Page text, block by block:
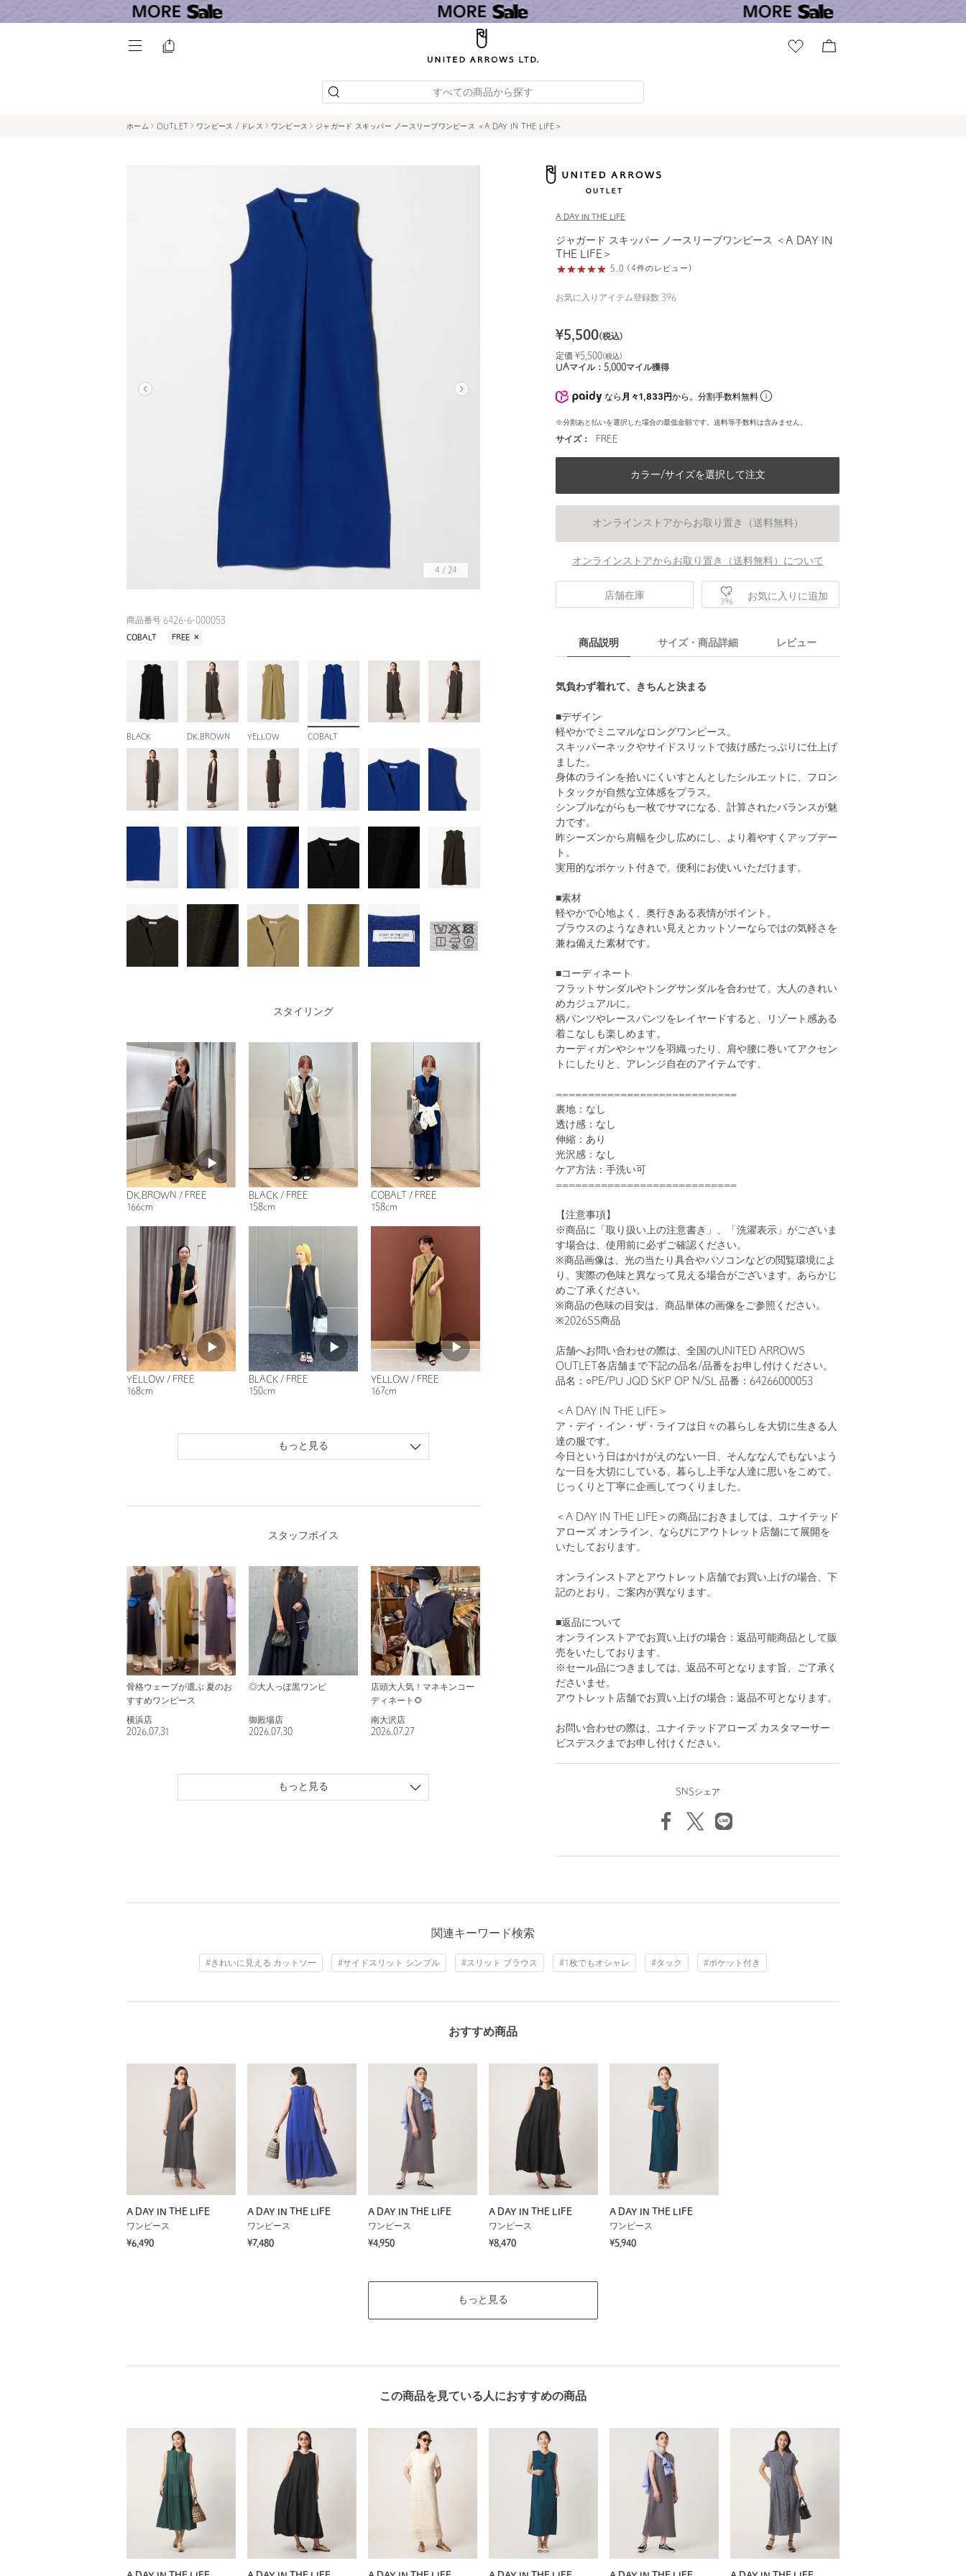
すべての商品から探す
ホーム OUTLET ワンピース / ドレス ワンピース ジャガード スキッパー ノースリーブワンピース ＜A DAY IN THE LIFE＞
4 / 24
商品番号 6426-6-000053
COBALT FREE ✕
BLACK DK.BROWN YELLOW COBALT
A DAY IN THE LIFE
ジャガード スキッパー ノースリーブワンピース ＜A DAY IN
THE LIFE＞
5.0 (4件のレビュー)
お気に入りアイテム登録数 396
¥5,500(税込)
定価 ¥5,500(税込)
UAマイル： 5,000マイル獲得
なら 月々1,833円から。分割手数料無料
※分割あと払いを選択した場合の最低金額です。送料等手数料は含みません。
サイズ： FREE
カラー/サイズを選択して注文
オンラインストアからお取り置き（送料無料）
オンラインストアからお取り置き（送料無料）について
店舗在庫
396 お気に入りに追加
商品説明 サイズ・商品詳細 レビュー
気負わず着れて、きちんと決まる
■デザイン
軽やかでミニマルなロングワンピース。
スキッパーネックやサイドスリットで抜け感たっぷりに仕上げ
ました。
身体のラインを拾いにくいすとんとしたシルエットに、フロン
トタックが自然な立体感をプラス。
シンプルながらも一枚でサマになる、計算されたバランスが魅
力です。
昨シーズンから肩幅を少し広めにし、より着やすくアップデー
ト。
実用的なポケット付きで、便利にお使いいただけます。
■素材
軽やかで心地よく、奥行きある表情がポイント。
ブラウスのようなきれい見えとカットソーならではの気軽さを
兼ね備えた素材です。
■コーディネート
フラットサンダルやトングサンダルを合わせて、大人のきれい
めカジュアルに。
柄パンツやレースパンツをレイヤードすると、リゾート感ある
着こなしも楽しめます。
カーディガンやシャツを羽織ったり、肩や腰に巻いてアクセン
トにしたりと、アレンジ自在のアイテムです。
============================
裏地：なし
透け感：なし
伸縮：あり
光沢感：なし
ケア方法：手洗い可
============================
【注意事項】
※商品に「取り扱い上の注意書き」、「洗濯表示」がございま
す場合は、使用前に必ずご確認ください。
※商品画像は、光の当たり具合やパソコンなどの閲覧環境によ
り、実際の色味と異なって見える場合がございます。あらかじ
めご了承ください。
※商品の色味の目安は、商品単体の画像をご参照ください。
※2026SS商品
店舗へお問い合わせの際は、全国のUNITED ARROWS
OUTLET各店舗まで下記の品名/品番をお申し付けください。
品名：○PE/PU JQD SKP OP N/SL 品番：64266000053
＜A DAY IN THE LIFE＞
ア・デイ・イン・ザ・ライフは日々の暮らしを大切に生きる人
達の服です。
今日という日はかけがえのない一日、そんななんでもないよう
な一日を大切にしている、暮らし上手な人達に思いをこめて、
じっくりと丁寧に企画してつくりました。
＜A DAY IN THE LIFE＞の商品におきましては、ユナイテッド
アローズ オンライン、ならびにアウトレット店舗にて展開を
いたしております。
オンラインストアとアウトレット店舗でお買い上げの場合、下
記のとおり、ご案内が異なります。
■返品について
オンラインストアでお買い上げの場合：返品可能商品として販
売をいたしております。
※セール品につきましては、返品不可となります旨、ご了承く
ださいませ。
アウトレット店舗でお買い上げの場合：返品不可となります。
お問い合わせの際は、ユナイテッドアローズ カスタマーサー
ビスデスクまでお申し付けください。
SNSシェア
スタイリング
DK.BROWN / FREE
166cm
BLACK / FREE
158cm
COBALT / FREE
158cm
YELLOW / FREE
168cm
BLACK / FREE
150cm
YELLOW / FREE
167cm
もっと見る
スタッフボイス
骨格ウェーブが選ぶ 夏のお
すすめワンピース
横浜店
2026.07.31
◎大人っぽ黒ワンピ
御殿場店
2026.07.30
店頭大人気！マネキンコー
ディネート🌻
南大沢店
2026.07.27
もっと見る
関連キーワード検索
#きれいに見える カットソー #サイドスリット シンプル #スリット ブラウス #1枚でもオシャレ #タック #ポケット付き
おすすめ商品
A DAY IN THE LIFE
ワンピース
¥6,490
A DAY IN THE LIFE
ワンピース
¥7,480
A DAY IN THE LIFE
ワンピース
¥4,950
A DAY IN THE LIFE
ワンピース
¥8,470
A DAY IN THE LIFE
ワンピース
¥5,940
もっと見る
この商品を見ている人におすすめの商品